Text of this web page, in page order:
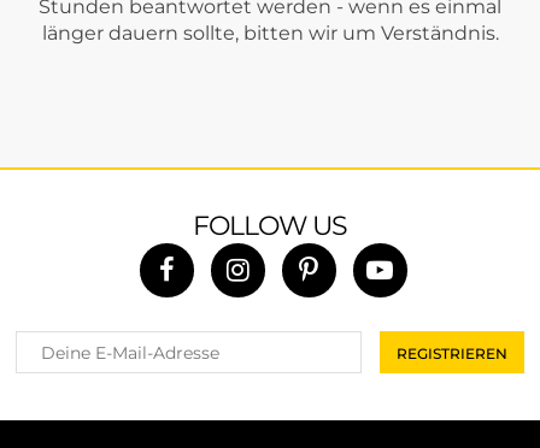
Stunden beantwortet werden - wenn es einmal
länger dauern sollte, bitten wir um Verständnis.
FOLLOW US